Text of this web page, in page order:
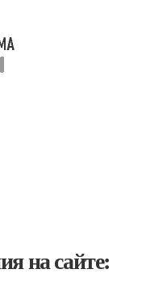
на сайте: